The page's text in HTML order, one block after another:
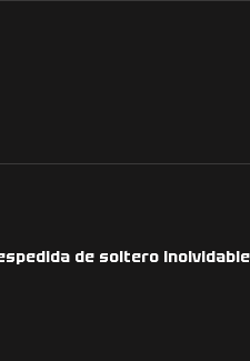
de soltero inolvidable